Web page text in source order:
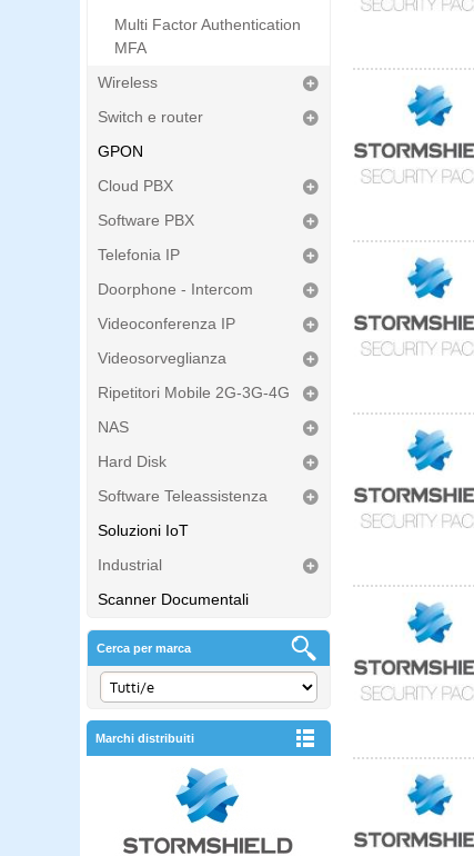
Multi Factor Authentication
MFA
Wireless
Switch e router
GPON
Cloud PBX
Software PBX
Telefonia IP
Doorphone - Intercom
Videoconferenza IP
Videosorveglianza
Ripetitori Mobile 2G-3G-4G
NAS
Hard Disk
Software Teleassistenza
Soluzioni IoT
Industrial
Scanner Documentali
Cerca per marca
Marchi distribuiti